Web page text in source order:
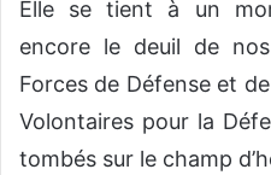
Elle se tient à un
encore le deuil de
Forces de Défense et
Volontaires pour la
tombés sur le champ